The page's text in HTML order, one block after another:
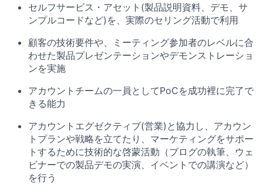
セルフサービス・アセット(製品説明資料、デモ、サ
ンプルコードなど)を、実際のセリング活動で利用
顧客の技術要件や、ミーティング参加者のレベルに合
わせた製品プレゼンテーションやデモンストレーショ
ンを実施
アカウントチームの一員としてPoCを成功裡に完了で
きる能力
アカウントエグゼクティブ(営業)と協力し、アカウン
トプランや戦略を立てたり、マーケティングをサポー
トするために技術的な啓蒙活動（ブログの執筆、ウェ
ビナーでの製品デモの実演、イベントでの講演など）
を行う